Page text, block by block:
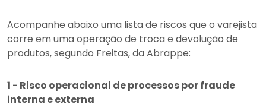
Acompanhe abaixo uma lista de riscos que o varejista
corre em uma operação de troca e devolução de
produtos, segundo Freitas, da Abrappe:
1 - Risco operacional de processos por fraude
interna e externa